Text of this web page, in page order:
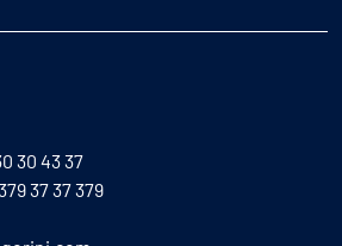
30 43 37
37 37 379